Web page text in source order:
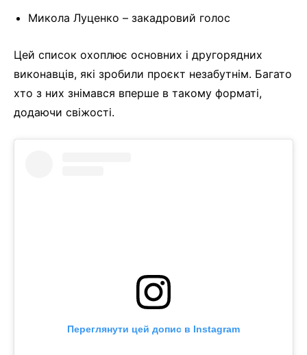
Микола Луценко – закадровий голос
Цей список охоплює основних і другорядних
виконавців, які зробили проєкт незабутнім. Багато
хто з них знімався вперше в такому форматі,
додаючи свіжості.
Переглянути цей допис в Instagram